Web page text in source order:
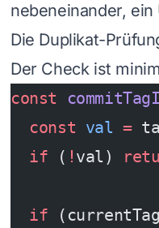
nebeneinander,
Die Duplikat-
Der Check ist
const
  const
val =
  if
( ! val)
  if